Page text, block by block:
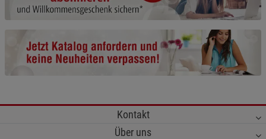
Kontakt
Über uns
Funktionale Cookies (1) Funktionale
Beschreibung Funktionale Cookies
anzeigen
Statistik Cookies (2) Statistik Cookies
Beschreibung Statistik Cookies